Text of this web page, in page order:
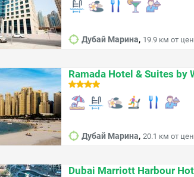
Дубай Марина, 19.9 км от
Ramada Hotel & Suites by
Дубай Марина, 20.1 км от
Dubai Marriott Harbour